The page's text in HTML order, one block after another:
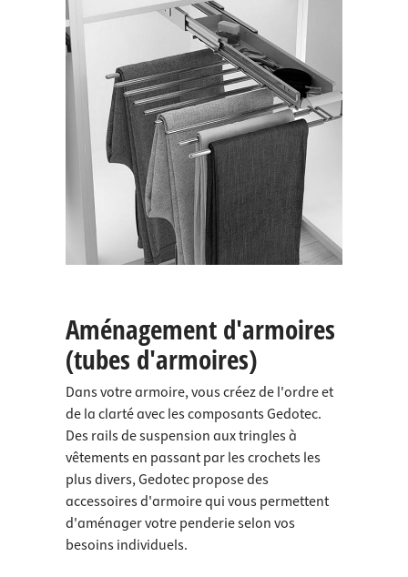
Aménagement d'armoires
(tubes d'armoires)
Dans votre armoire, vous créez de l'ordre et
de la clarté avec les composants Gedotec.
Des rails de suspension aux tringles à
vêtements en passant par les crochets les
plus divers, Gedotec propose des
accessoires d'armoire qui vous permettent
d'aménager votre penderie selon vos
besoins individuels.